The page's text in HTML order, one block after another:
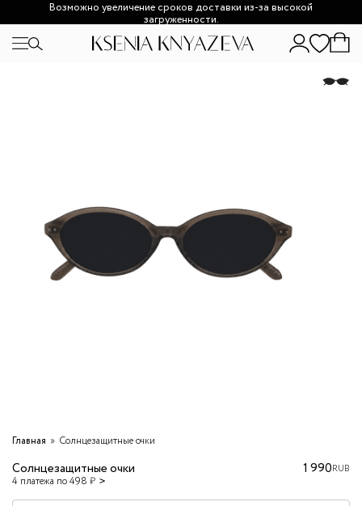
Возможно увеличение сроков доставки из-за высокой
загруженности.
Главная Солнцезащитные очки
Солнцезащитные очки
4 платежа по 498 ₽
1 990RUB